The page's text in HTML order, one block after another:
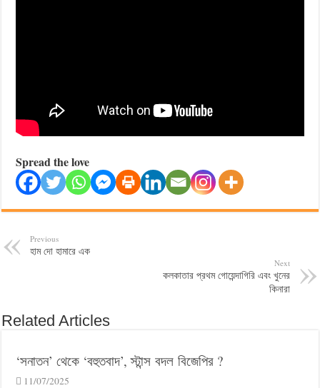
Spread the love
Previous
হাম দো হামারে এক
Next
কলকাতার প্রথম গোয়েন্দাগিরি এবং খুনের
কিনারা
Related Articles
‘সনাতন’ থেকে ‘বহুতবাদ’, স্টান্স বদল বিজেপির ?
11/07/2025